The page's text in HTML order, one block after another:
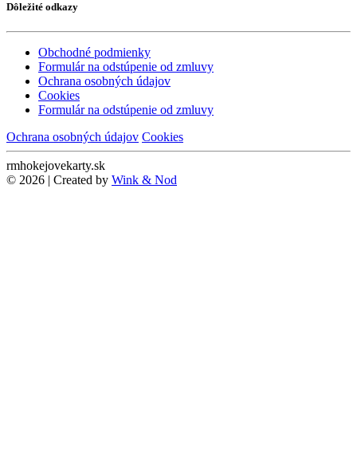
Dôležité odkazy
Obchodné podmienky
Formulár na odstúpenie od zmluvy
Ochrana osobných údajov
Cookies
Formulár na odstúpenie od zmluvy
Ochrana osobných údajov Cookies
rmhokejovekarty.sk
© 2026 | Created by Wink & Nod